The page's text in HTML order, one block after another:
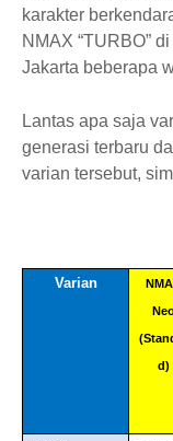
karakter
NMAX “TURBO”
Jakarta beberapa
Lantas apa saja
generasi terbaru
varian tersebut,
Varian
d)